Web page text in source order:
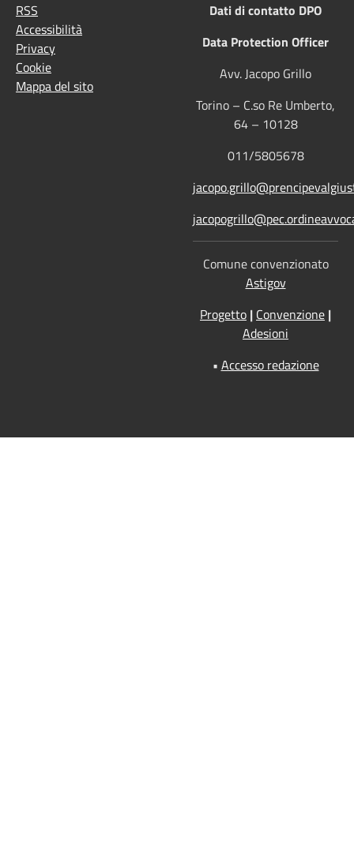
RSS
Accessibilità
Privacy
Cookie
Mappa del sito
Dati di contatto DPO
Data Protection Officer
Avv. Jacopo Grillo
Torino – C.so Re Umberto,
64 – 10128
011/5805678
Comune convenzionato
Astigov
Progetto | Convenzione |
Adesioni
• Accesso redazione